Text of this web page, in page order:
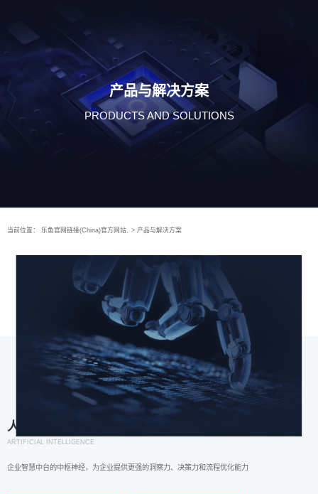
产品与解决方案
PRODUCTS AND SOLUTIONS
当前位置： 乐鱼官网链接(China)官方网站, > 产品与解决方案
人工智能
ARTIFICIAL INTELLIGENCE
企业智慧中台的中枢神经，为企业提供更强的洞察力、决策力和流程优化能力